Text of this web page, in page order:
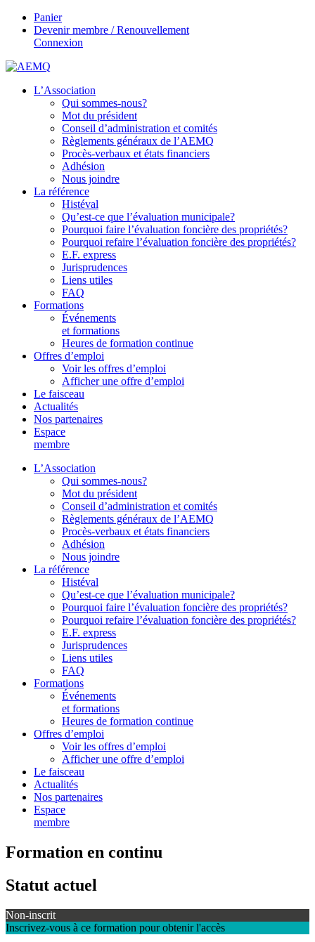
Panier
Devenir membre / Renouvellement
Connexion
L’Association
Qui sommes-nous?
Mot du président
Conseil d’administration et comités
Règlements généraux de l’AEMQ
Procès-verbaux et états financiers
Adhésion
Nous joindre
La référence
Histéval
Qu’est-ce que l’évaluation municipale?
Pourquoi faire l’évaluation foncière des propriétés?
Pourquoi refaire l’évaluation foncière des propriétés?
E.F. express
Jurisprudences
Liens utiles
FAQ
Formations
Événements
et formations
Heures de formation continue
Offres d’emploi
Voir les offres d’emploi
Afficher une offre d’emploi
Le faisceau
Actualités
Nos partenaires
Espace
membre
L’Association
Qui sommes-nous?
Mot du président
Conseil d’administration et comités
Règlements généraux de l’AEMQ
Procès-verbaux et états financiers
Adhésion
Nous joindre
La référence
Histéval
Qu’est-ce que l’évaluation municipale?
Pourquoi faire l’évaluation foncière des propriétés?
Pourquoi refaire l’évaluation foncière des propriétés?
E.F. express
Jurisprudences
Liens utiles
FAQ
Formations
Événements
et formations
Heures de formation continue
Offres d’emploi
Voir les offres d’emploi
Afficher une offre d’emploi
Le faisceau
Actualités
Nos partenaires
Espace
membre
Formation en continu
Statut actuel
Non-inscrit
Inscrivez-vous à ce formation pour obtenir l'accès